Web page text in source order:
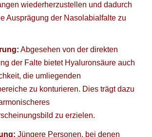
wiederherzustellen und dadurch
Ausprägung der Nasolabialfalte zu
Abgesehen von der direkten
der Falte bietet Hyaluronsäure auch
die umliegenden
zu konturieren. Dies trägt dazu
zu erzielen.
Jüngere Personen, bei denen